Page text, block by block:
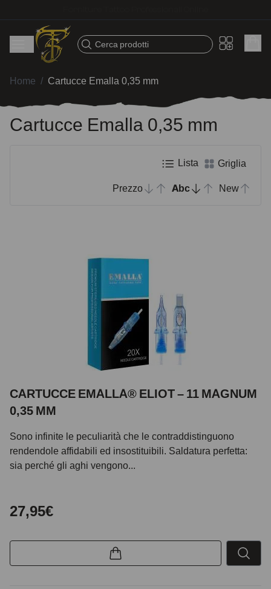
Cerca prodotti
Home / Cartucce Emalla 0,35 mm
Cartucce Emalla 0,35 mm
Lista Griglia
Prezzo Abc New
CARTUCCE EMALLA® ELIOT – 11 MAGNUM
0,35 MM
Sono infinite le peculiarità che le contraddistinguono
rendendole affidabili ed insostituibili. Saldatura perfetta:
sia perché gli aghi vengono...
27,95€